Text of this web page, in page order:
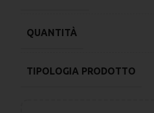
QUANTITÀ
TIPOLOGIA PRODOTTO